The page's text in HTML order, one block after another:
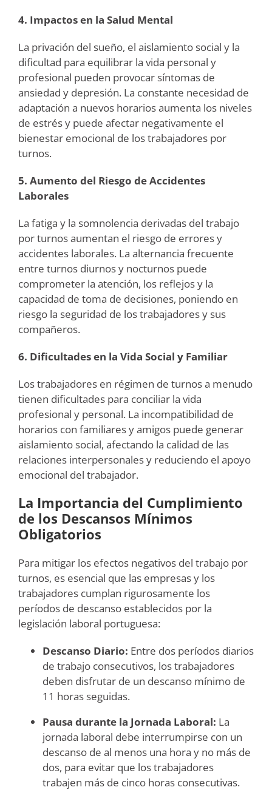
4. Impactos en la Salud Mental
La privación del sueño, el aislamiento social y la
dificultad para equilibrar la vida personal y
profesional pueden provocar síntomas de
ansiedad y depresión. La constante necesidad de
adaptación a nuevos horarios aumenta los niveles
de estrés y puede afectar negativamente el
bienestar emocional de los trabajadores por
turnos.
5. Aumento del Riesgo de Accidentes
Laborales
La fatiga y la somnolencia derivadas del trabajo
por turnos aumentan el riesgo de errores y
accidentes laborales. La alternancia frecuente
entre turnos diurnos y nocturnos puede
comprometer la atención, los reflejos y la
capacidad de toma de decisiones, poniendo en
riesgo la seguridad de los trabajadores y sus
compañeros.
6. Dificultades en la Vida Social y Familiar
Los trabajadores en régimen de turnos a menudo
tienen dificultades para conciliar la vida
profesional y personal. La incompatibilidad de
horarios con familiares y amigos puede generar
aislamiento social, afectando la calidad de las
relaciones interpersonales y reduciendo el apoyo
emocional del trabajador.
La Importancia del Cumplimiento
de los Descansos Mínimos
Obligatorios
Para mitigar los efectos negativos del trabajo por
turnos, es esencial que las empresas y los
trabajadores cumplan rigurosamente los
períodos de descanso establecidos por la
legislación laboral portuguesa:
Descanso Diario: Entre dos períodos diarios
de trabajo consecutivos, los trabajadores
deben disfrutar de un descanso mínimo de
11 horas seguidas.
Pausa durante la Jornada Laboral: La
jornada laboral debe interrumpirse con un
descanso de al menos una hora y no más de
dos, para evitar que los trabajadores
trabajen más de cinco horas consecutivas.